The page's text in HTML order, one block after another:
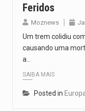
Feridos
Moznews
Um trem colidiu
causando uma
a…
SAIBA MAIS
Posted in